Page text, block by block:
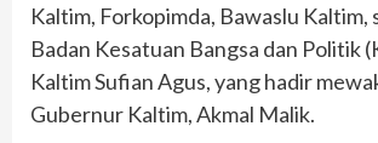
Kaltim, Forkopimda, Bawaslu Kaltim,
Badan Kesatuan Bangsa dan Politik
Kaltim Sufian Agus, yang hadir
Gubernur Kaltim, Akmal Malik.